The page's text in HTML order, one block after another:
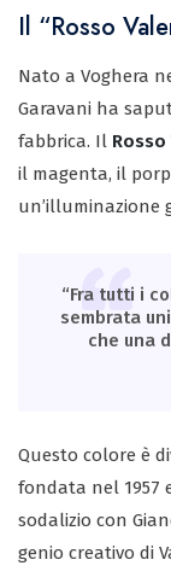
Il “Rosso
Nato a Voghera
Garavani ha
fabbrica. Il
il magenta, il
un’illuminazione
“Fra tutti i
sembrata
che una
Questo colore è
fondata nel 1957
sodalizio con
genio creativo di